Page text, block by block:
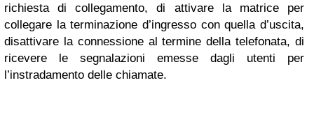
richiesta di collegamento, di attivare la matrice per
collegare la terminazione d’ingresso con quella d’uscita,
disattivare la connessione al termine della telefonata, di
ricevere le segnalazioni emesse dagli utenti per
l’instradamento delle chiamate.